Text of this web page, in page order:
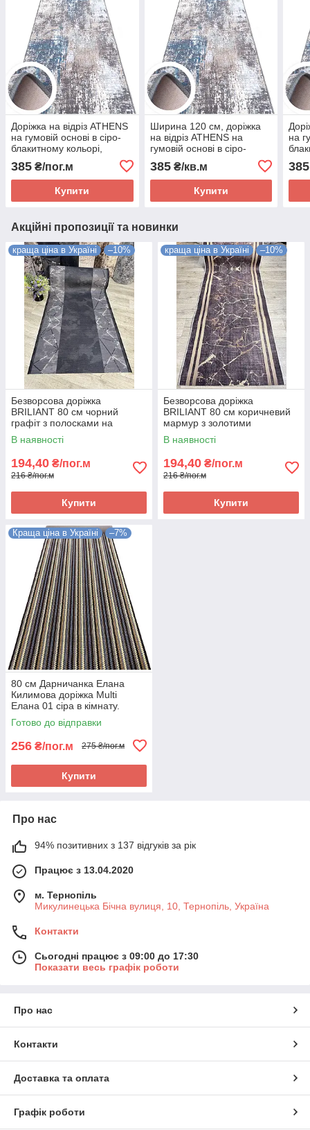
Доріжка на відріз ATHENS
на гумовій основі в сіро-
блакитному кольорі,
385 ₴/пог.м
Купити
Ширина 120 см, доріжка
на відріз ATHENS на
гумовій основі в сіро-
385₴/кв.м
Купити
на
385
Акційні пропозиції та новинки
краща ціна в Україні –10%
Безворсова доріжка
BRILIANT 80 см чорний
графіт з полосками на
підлогу на кухню, в коридор
В наявності
194,40 ₴/пог.м
216 ₴/пог.м
Купити
краща ціна в Україні –10%
Безворсова доріжка
BRILIANT 80 см коричневий
мармур з золотими
полосками на підлогу на
кухню, в коридор
В наявності
194,40 ₴/пог.м
216 ₴/пог.м
Купити
Краща ціна в Україні –7%
80 см Дарничанка Елана
Килимова доріжка Multi
Елана 01 сіра в кімнату.
Якісна килимова доріжка
Готово до відправки
256 ₴/пог.м 275 ₴/пог.м
Купити
Про нас
94% позитивних з 137 відгуків за рік
Працює з 13.04.2020
м. Тернопіль
Микулинецька Бічна вулиця, 10, Тернопіль, Україна
Контакти
Сьогодні працює з 09:00 до 17:30
Показати весь графік роботи
Про нас
Контакти
Доставка та оплата
Графік роботи